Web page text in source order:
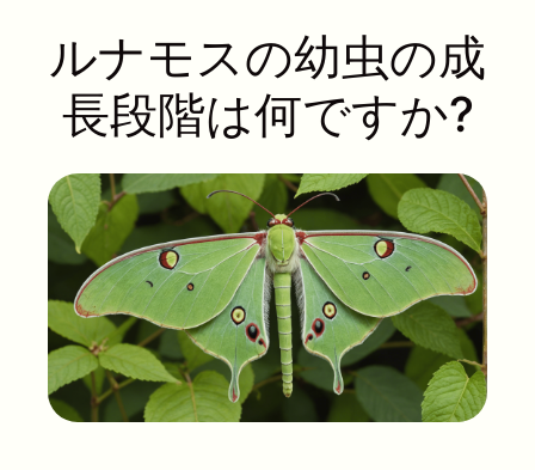
ルナモスの幼虫の成
長段階は何ですか?